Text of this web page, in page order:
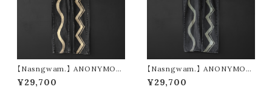
【Nasngwam.】 ANONYMOU
S PANTS (size S)
¥29,700
【Nasngwam.】 ANONYMOU
S PANTS (size L)
¥29,700